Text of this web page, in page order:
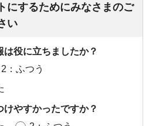
にするためにみなさまのご
い
役に立ちましたか？
2：ふつう
やすかったですか？